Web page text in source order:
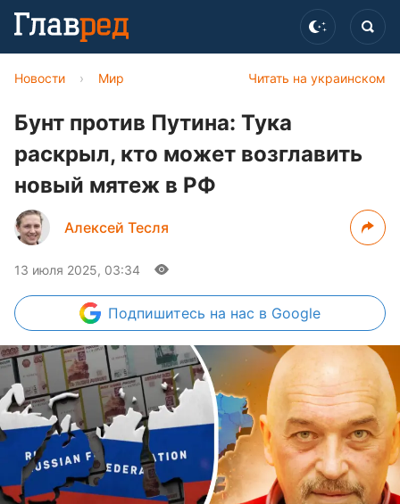
Читать на украинском
Новости › Мир
Бунт против Путина: Тука
раскрыл, кто может возглавить
новый мятеж в РФ
Алексей Тесля
13 июля 2025, 03:34
Подпишитесь на нас в Google